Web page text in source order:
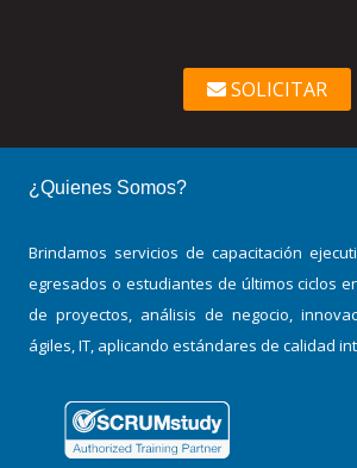
SOLICITAR
¿Quienes Somos?
Brindamos servicios de capacitación
egresados o estudiantes de últimos ciclos
de proyectos, análisis de negocio,
ágiles, IT, aplicando estándares de calidad